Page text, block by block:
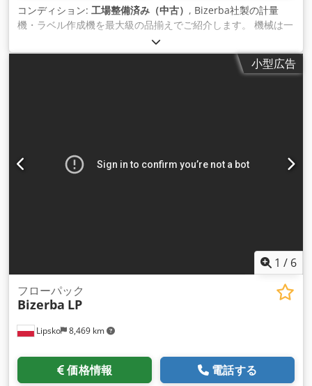
コンディション: 工場整備済み（中古） , Bizerba社製の計量
機・ラベル作成機を最大級の品揃えでご紹介します。 機械は一
般的なオーバーホールの後です。 Dedpjhtfr Dofx Amgjwa マ
シンの保証をしています。
小型広告
1 / 6
Lipsko 8,469 km
フローパック
Bizerba LP
価格情報 電話する